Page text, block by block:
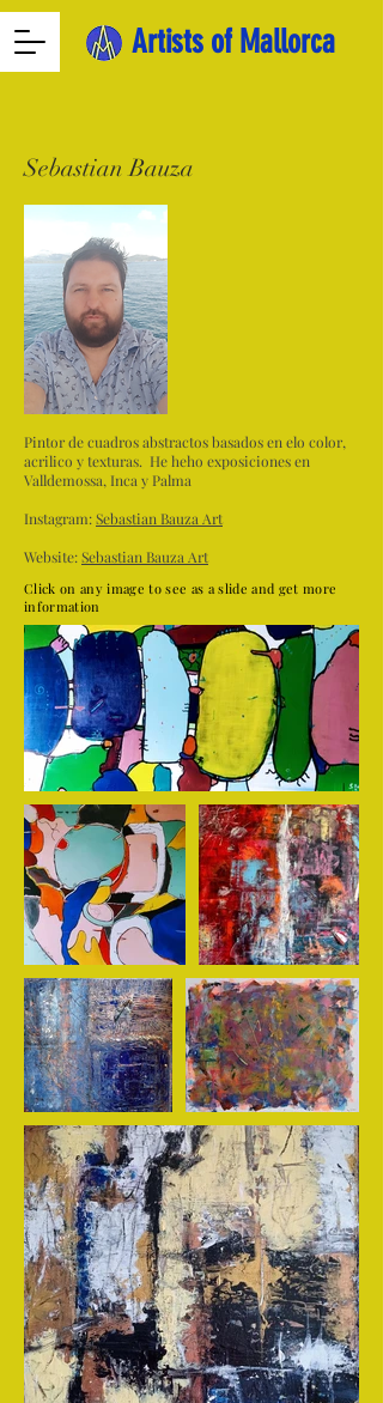
Artists of Mallorca
Sebastian Bauza
Pintor de cuadros abstractos basados en elo color,
acrilico y texturas. He heho exposiciones en
Valldemossa, Inca y Palma
Instagram:Sebastian Bauza Art
Website:Sebastian Bauza Art
Click on any image to see as a slide and get more
information